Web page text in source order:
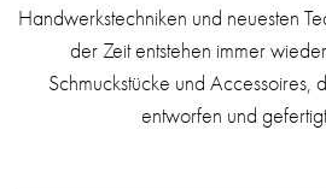
Handwerkstechniken und neuesten
der Zeit entstehen immer
Schmuckstücke und Accessoires,
entworfen und